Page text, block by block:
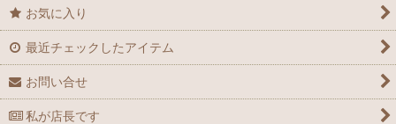
お気に入り
最近チェックしたアイテム
お問い合せ
私が店長です